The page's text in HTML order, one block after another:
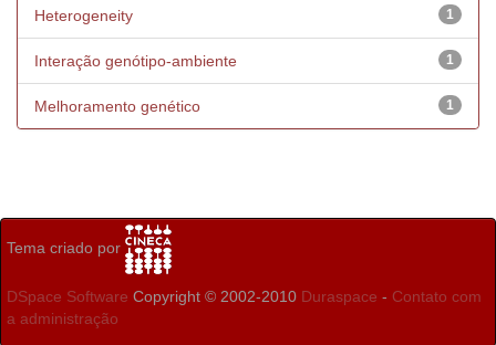
1
Heterogeneity
1
Interação genótipo-ambiente
1
Melhoramento genético
Tema criado por
DSpace Software Copyright © 2002-2010 Duraspace - Contato com
a administração